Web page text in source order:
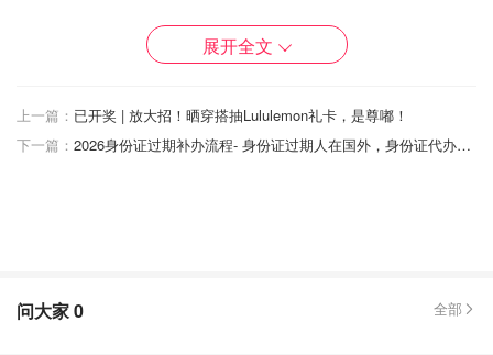
展开全文
上一篇： 已开奖 | 放大招！晒穿搭抽Lululemon礼卡，是尊嘟！
下一篇：
2026身份证过期补办流程- 身份证过期人在国外，身份证代办攻略
问大家0 全部